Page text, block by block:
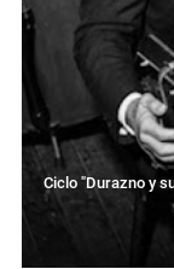
Ciclo "Durazno y